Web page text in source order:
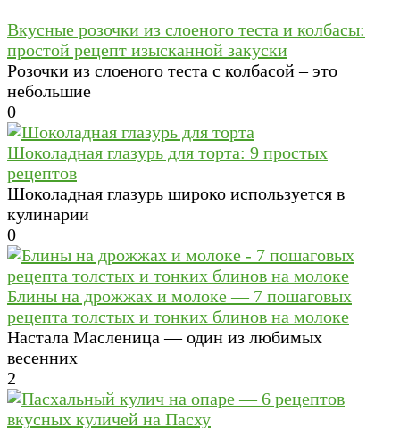
Вкусные розочки из слоеного теста и колбасы:
простой рецепт изысканной закуски
Розочки из слоеного теста с колбасой – это
небольшие
0
Шоколадная глазурь для торта: 9 простых
рецептов
Шоколадная глазурь широко используется в
кулинарии
0
Блины на дрожжах и молоке — 7 пошаговых
рецепта толстых и тонких блинов на молоке
Настала Масленица — один из любимых
весенних
2